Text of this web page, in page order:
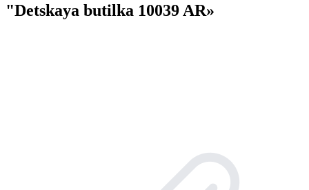
"Detskaya butilka 10039 AR»